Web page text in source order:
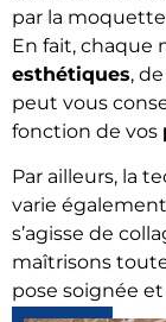
par la
En fait, chaque
esthétiques,
peut vous
fonction de vos
Par ailleurs, la
varie
s’agisse de
maîtrisons
pose soignée